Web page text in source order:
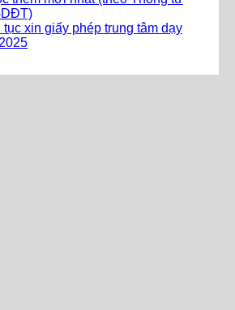
xin giấy phép trung tâm dạy